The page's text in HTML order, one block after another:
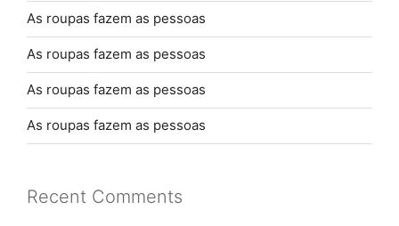
As roupas fazem as pessoas
As roupas fazem as pessoas
As roupas fazem as pessoas
As roupas fazem as pessoas
Recent Comments